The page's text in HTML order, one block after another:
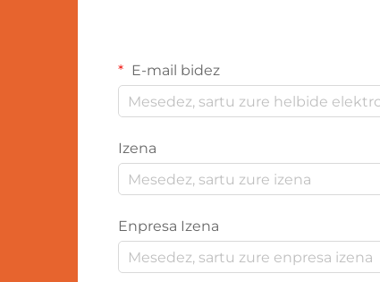
E-mail bidez
Izena
Enpresa Izena